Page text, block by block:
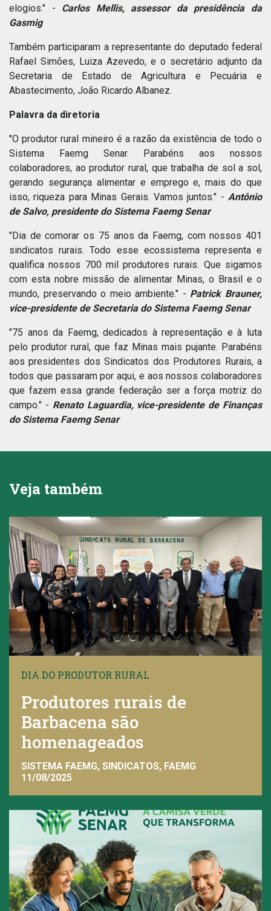
elogios." - Carlos Mellis, assessor da presidência da
Gasmig
Também participaram a representante do deputado federal
Rafael Simões, Luiza Azevedo, e o secretário adjunto da
Secretaria de Estado de Agricultura e Pecuária e
Abastecimento, João Ricardo Albanez.
Palavra da diretoria
"O produtor rural mineiro é a razão da existência de todo o
Sistema Faemg Senar. Parabéns aos nossos
colaboradores, ao produtor rural, que trabalha de sol a sol,
gerando segurança alimentar e emprego e, mais do que
isso, riqueza para Minas Gerais. Vamos juntos." - Antônio
de Salvo, presidente do Sistema Faemg Senar
"Dia de comorar os 75 anos da Faemg, com nossos 401
sindicatos rurais. Todo esse ecossistema representa e
qualifica nossos 700 mil produtores rurais. Que sigamos
com esta nobre missão de alimentar Minas, o Brasil e o
mundo, preservando o meio ambiente." - Patrick Brauner,
vice-presidente de Secretaria do Sistema Faemg Senar
"75 anos da Faemg, dedicados à representação e à luta
pelo produtor rural, que faz Minas mais pujante. Parabéns
aos presidentes dos Sindicatos dos Produtores Rurais, a
todos que passaram por aqui, e aos nossos colaboradores
que fazem essa grande federação ser a força motriz do
campo." - Renato Laguardia, vice-presidente de Finanças
do Sistema Faemg Senar
Veja também
DIA DO PRODUTOR RURAL
Produtores rurais de
Barbacena são
homenageados
SISTEMA FAEMG, SINDICATOS, FAEMG
11/08/2025